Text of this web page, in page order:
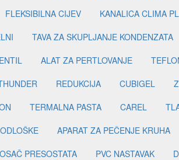
FLEKSIBILNA CIJEV KANALICA CLIMA
TAVA ZA SKUPLJANJE KONDENZATA
ALAT ZA PERTLOVANJE
REDUKCIJA CUBIGEL
TERMALNA PASTA CAREL
APARAT ZA PEČENJE KRUHA
PRESOSTATA PVC NASTAVAK